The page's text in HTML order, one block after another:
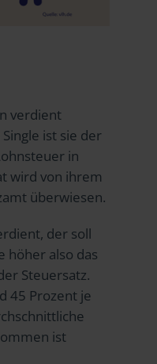
verdient
ist sie der
in
wird von ihrem
überwiesen.
der soll
höher also das
Steuersatz.
45 Prozent je
ist